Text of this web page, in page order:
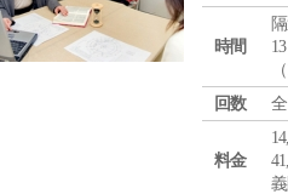
時間
回数
料金